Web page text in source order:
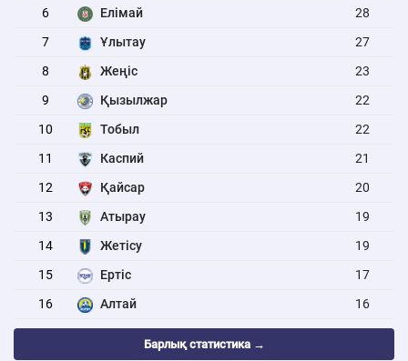
6
Елімай
28
7
Ұлытау
27
8
Жеңіс
23
9
Қызылжар
22
10
Тобыл
22
11
Каспий
21
12
Қайсар
20
13
Атырау
19
14
Жетісу
19
15
Ертіс
17
16
Алтай 16
Барлық статистика →